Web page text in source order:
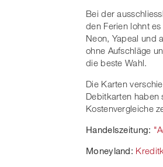
Bei der
den Ferien lohnt
Neon, Yapeal und
ohne Aufschläge
die beste Wahl.
Die Karten
Debitkarten haben
Kostenvergleiche
Handelszeitung:
Moneyland: